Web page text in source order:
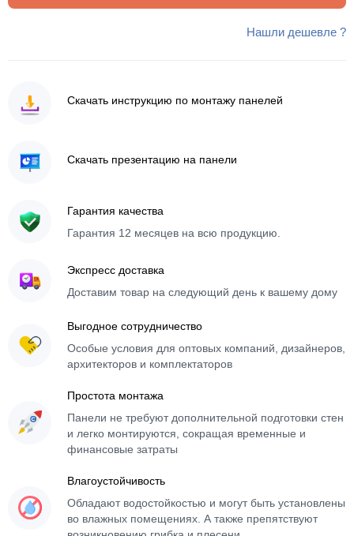
Нашли дешевле ?
Скачать инструкцию по монтажу панелей
Скачать презентацию на панели
Гарантия качества
Гарантия 12 месяцев на всю продукцию.
Экспресс доставка
Доставим товар на следующий день к вашему дому
Выгодное сотрудничество
Особые условия для оптовых компаний, дизайнеров,
архитекторов и комплектаторов
Простота монтажа
Панели не требуют дополнительной подготовки стен
и легко монтируются, сокращая временные и
финансовые затраты
Влагоустойчивость
Обладают водостойкостью и могут быть установлены
во влажных помещениях. А также препятствуют